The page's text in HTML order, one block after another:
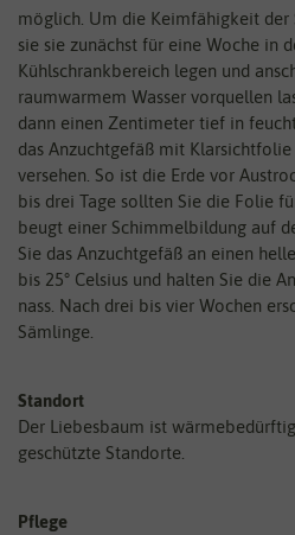
möglich. Um die Keimfähigkeit der
sie sie zunächst für eine Woche in
Kühlschrankbereich legen und
raumwarmem Wasser vorquellen
dann einen Zentimeter tief in
das Anzuchtgefäß mit
versehen. So ist die Erde vor
bis drei Tage sollten Sie die Folie
beugt einer Schimmelbildung auf
Sie das Anzuchtgefäß an einen
bis 25° Celsius und halten Sie die
nass. Nach drei bis vier Wochen
Sämlinge.
Standort
Der Liebesbaum ist
geschützte Standorte.
Pflege